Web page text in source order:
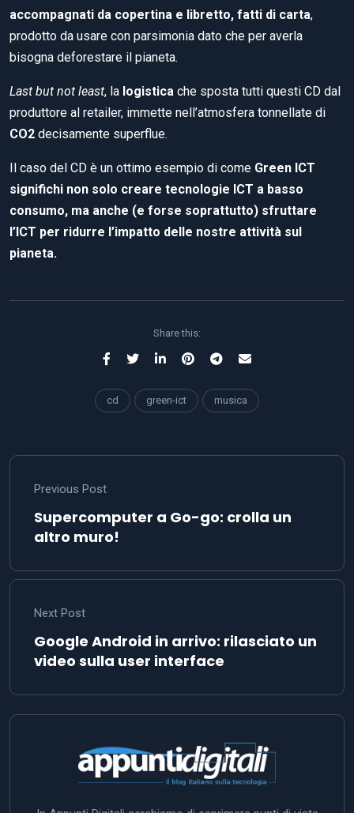
accompagnati da copertina e libretto, fatti di carta,
prodotto da usare con parsimonia dato che per averla
bisogna deforestare il pianeta.
Last but not least, la logistica che sposta tutti questi CD dal
produttore al retailer, immette nell’atmosfera tonnellate di
CO2 decisamente superflue.
Il caso del CD è un ottimo esempio di come Green ICT
significhi non solo creare tecnologie ICT a basso
consumo, ma anche (e forse soprattutto) sfruttare
l’ICT per ridurre l’impatto delle nostre attività sul
pianeta.
Share this:
cd green-ict musica
Previous Post
Supercomputer a Go-go: crolla un
altro muro!
Next Post
Google Android in arrivo: rilasciato un
video sulla user interface